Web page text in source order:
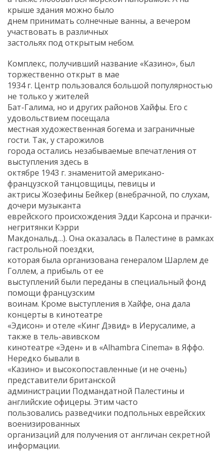
крыше здания можно было
днем принимать солнечные ванны, а вечером
участвовать в различных
застольях под открытым небом.
Комплекс, получивший название «Казино», был
торжественно открыт в мае
1934 г. Центр пользовался большой популярностью
не только у жителей
Бат-Галима, но и других районов Хайфы. Его с
удовольствием посещала
местная художественная богема и заграничные
гости. Так, у старожилов
города остались незабываемые впечатления от
выступления здесь в
октябре 1943 г. знаменитой американо-
французской танцовщицы, певицы и
актрисы Жозефины Бейкер (внебрачной, по слухам,
дочери музыканта
еврейского происхождения Эдди Карсона и прачки-
негритянки Кэрри
Макдональд…). Она оказалась в Палестине в рамках
гастрольной поездки,
которая была организована генералом Шарлем де
Голлем, а прибыль от ее
выступлений были переданы в специальный фонд
помощи французским
воинам. Кроме выступления в Хайфе, она дала
концерты в кинотеатре
«Эдисон» и отеле «Кинг Дэвид» в Иерусалиме, а
также в тель-авивском
кинотеатре «Эден» и в «Alhambra Cinema» в Яффо.
Нередко бывали в
«Казино» и высокопоставленные (и не очень)
представители британской
администрации Подмандатной Палестины и
английские офицеры. Этим часто
пользовались разведчики подпольных еврейских
военизированных
организаций для получения от англичан секретной
информации.